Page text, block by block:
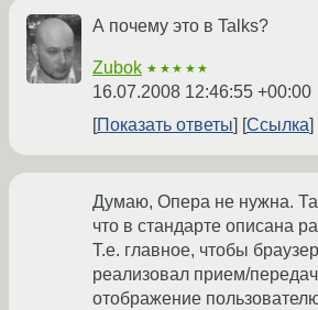
А почему это в Talks?
Zubok ★★★★★
16.07.2008 12:46:55 +00:00
Показать ответы
Ссылка
Думаю, Опера не нужна.
что в стандарте описана
Т.е. главное, чтобы
реализовал прием/
отображение